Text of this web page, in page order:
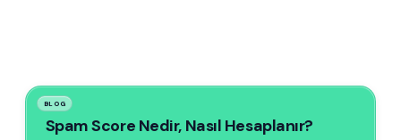
BLOG
Spam Score Nedir, Nasıl Hesaplanır?